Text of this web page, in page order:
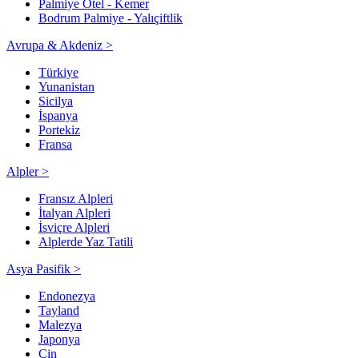
Palmiye Otel - Kemer
Bodrum Palmiye - Yalıçiftlik
Avrupa & Akdeniz >
Türkiye
Yunanistan
Sicilya
İspanya
Portekiz
Fransa
Alpler >
Fransız Alpleri
İtalyan Alpleri
İsviçre Alpleri
Alplerde Yaz Tatili
Asya Pasifik >
Endonezya
Tayland
Malezya
Japonya
Çin